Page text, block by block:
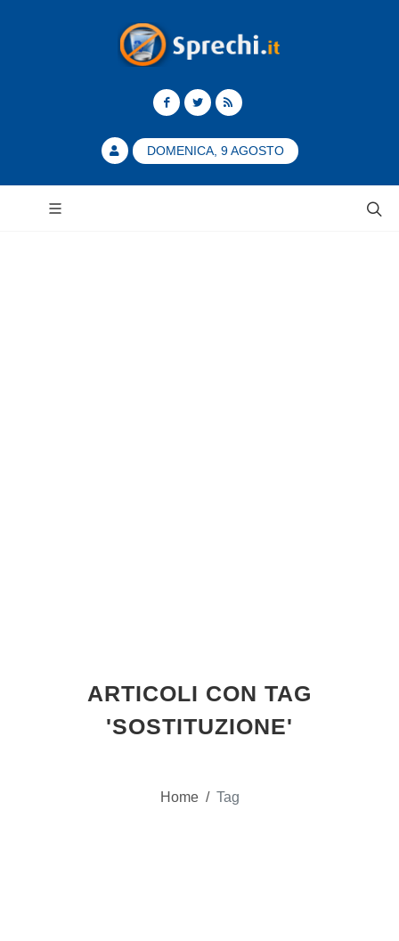
DOMENICA, 9 AGOSTO
ARTICOLI CON TAG
'SOSTITUZIONE'
Home / Tag